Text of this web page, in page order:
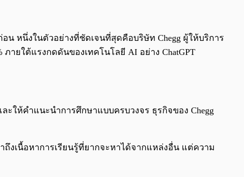
0:00/ 0:00
น หนึ่งในตัวอย่างที่ชัดเจนที่สุดคือบริษัท Chegg ผู้ให้บริการ
ายใต้แรงกดดันของเทคโนโลยี AI อย่าง ChatGPT
ะให้คำแนะนำการศึกษาแบบครบวงจร ธุรกิจของ Chegg
ถึงเนื้อหาการเรียนรู้ที่ยากจะหาได้จากแหล่งอื่น แต่ความ